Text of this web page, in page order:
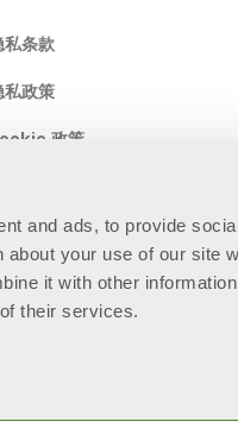
and ads, to provide
your use of our site
it with other
their services.
私条款
私政策
政策
站地图